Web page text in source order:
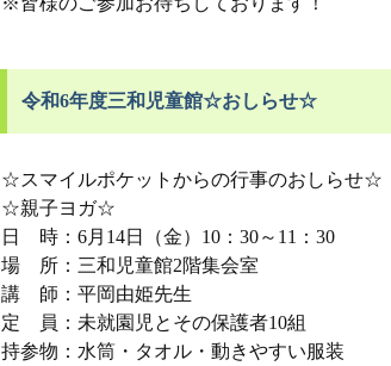
令和6年度三和児童館☆おしらせ☆
☆スマイルポケットからの行事のおしらせ☆
☆親子ヨガ☆
日 時：6月14日（金）10：30～11：30
場 所：三和児童館2階集会室
講 師：平岡由姫先生
定 員：未就園児とその保護者10組
持参物：水筒・タオル・動きやすい服装